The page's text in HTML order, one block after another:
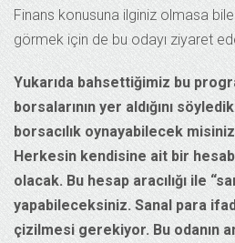
Finans konusuna ilginiz olmasa
görmek için de bu odayı ziyaret
Yukarıda bahsettiğimiz bu
borsalarının yer aldığını
borsacılık oynayabilecek
Herkesin kendisine ait bir
olacak. Bu hesap aracılığı ile
yapabileceksiniz. Sanal para
çizilmesi gerekiyor. Bu odanın